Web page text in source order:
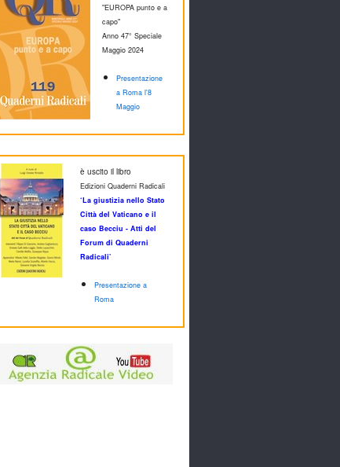
"EUROPA punto e a
capo"
Anno 47° Speciale
Maggio 2024
Presentazione
a Roma l'8
Maggio
è uscito il libro
Edizioni Quaderni Radicali
‘La giustizia nello Stato
Città del Vaticano e il
caso Becciu - Atti del
Forum di Quaderni
Radicali’
Presentazione a
Roma